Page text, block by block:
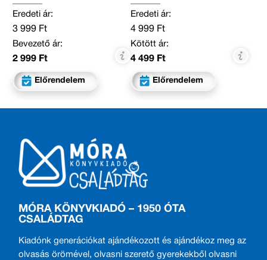
Eredeti ár:
3 999 Ft
Bevezető ár:
2 999 Ft
Előrendelem
Eredeti ár:
4 999 Ft
Kötött ár:
4 499 Ft
Előrendelem
MÓRA KÖNYVKIADÓ – 1950 ÓTA
CSALÁDTAG
Kiadónk generációkat ajándékozott és ajándékoz meg az
olvasás örömével, olvasni szerető gyerekekből olvasni